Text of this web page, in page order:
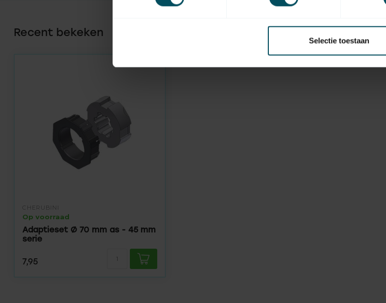
Selectie toestaan
Recent bekeken
CHERUBINI
Op voorraad
Adaptieset Ø 70 mm as - 45 mm
serie
7,95